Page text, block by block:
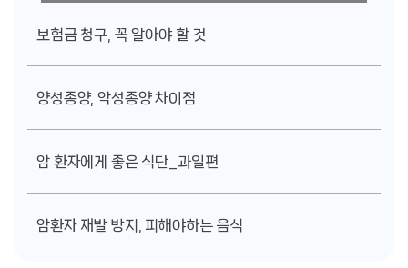
보험금 청구, 꼭 알아야 할 것
양성종양, 악성종양 차이점
암 환자에게 좋은 식단_과일편
암환자 재발 방지, 피해야하는 음식